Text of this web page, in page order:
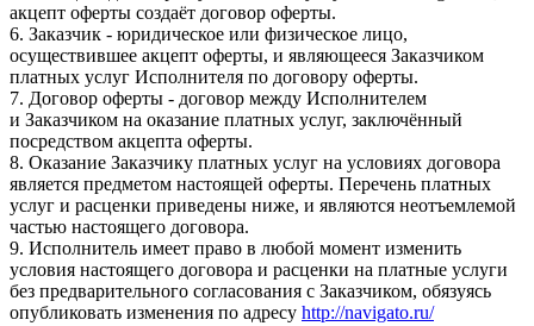
акцепт оферты создаёт договор оферты.
6. Заказчик - юридическое или физическое лицо,
осуществившее акцепт оферты, и являющееся Заказчиком
платных услуг Исполнителя по договору оферты.
7. Договор оферты - договор между Исполнителем
и Заказчиком на оказание платных услуг, заключённый
посредством акцепта оферты.
8. Оказание Заказчику платных услуг на условиях договора
является предметом настоящей оферты. Перечень платных
услуг и расценки приведены ниже, и являются неотъемлемой
частью настоящего договора.
9. Исполнитель имеет право в любой момент изменить
условия настоящего договора и расценки на платные услуги
без предварительного согласования с Заказчиком, обязуясь
опубликовать изменения по адресу http://navigato.ru/